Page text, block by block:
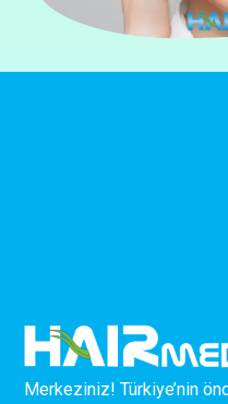
Merkeziniz! Türkiye’nin